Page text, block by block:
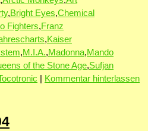
,Bright Eyes,Chemical
Fighters,Franz
,Kaiser
,M.I.A.,Madonna,Mando
of the Stone Age,Sufjan
Kommentar hinterlassen